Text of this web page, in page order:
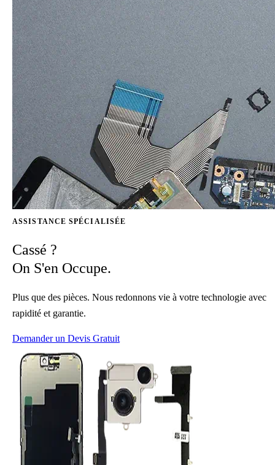
ASSISTANCE SPÉCIALISÉE
Cassé ?
On S'en Occupe.
Plus que des pièces. Nous redonnons vie à votre technologie avec
rapidité et garantie.
Demander un Devis Gratuit